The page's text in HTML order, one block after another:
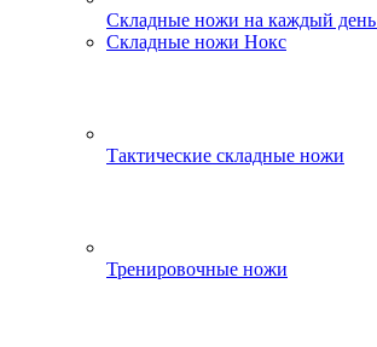
Складные ножи на каждый
Складные ножи Нокс
Тактические складные ножи
Тренировочные ножи